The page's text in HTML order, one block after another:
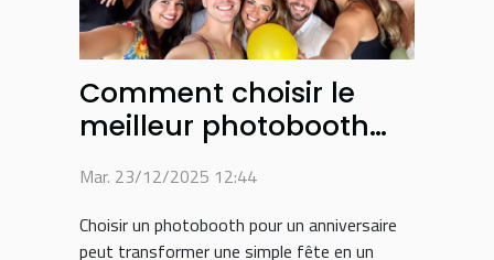
Comment choisir le
meilleur photobooth
Mar. 23/12/2025 12:44
Choisir un photobooth pour un anniversaire
peut transformer une simple fête en un